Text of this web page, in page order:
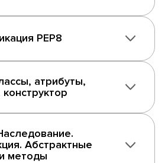
PEP8
атрибуты,
Абстрактные
методы